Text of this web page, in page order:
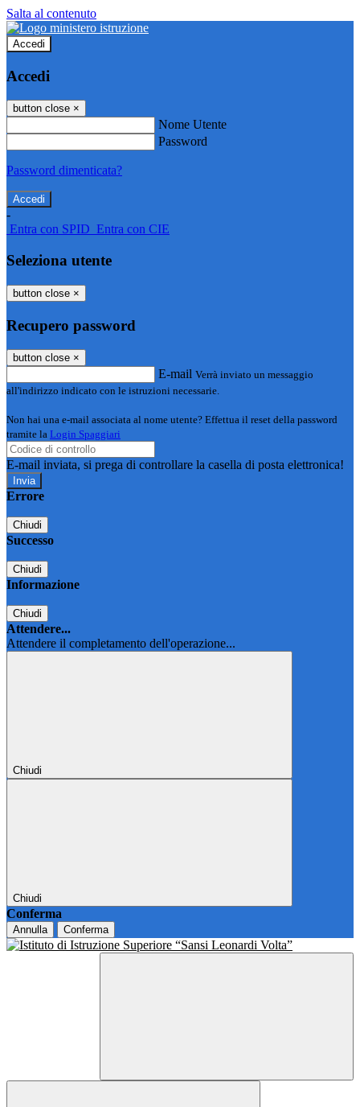
Salta al contenuto
Accedi
Accedi
button close ×
Nome Utente
Password
Password dimenticata?
-
Entra con SPID Entra con CIE
Seleziona utente
button close ×
Recupero password
button close ×
E-mail Verrà inviato un messaggio
all'indirizzo indicato con le istruzioni necessarie.
Non hai una e-mail associata al nome utente? Effettua il reset della password
tramite la Login Spaggiari
E-mail inviata, si prega di controllare la casella di posta elettronica!
Errore
Chiudi
Successo
Chiudi
Informazione
Chiudi
Attendere...
Attendere il completamento dell'operazione...
Chiudi
Chiudi
Conferma
Annulla Conferma